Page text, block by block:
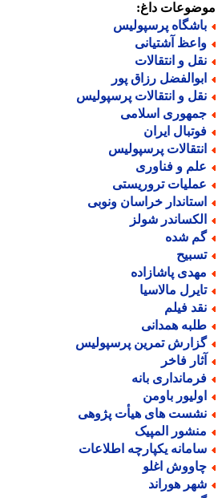
داغ:
پرسپولیس
آشتیانی
و انتقالات
رزاق پور
و انتقالات پرسپولیس
اسلامی
ایران
پرسپولیس
و فناوری
تروریستی
خراسان ونوبی
شولز
شده
پاشازاده
مالاسیا
فیلم
همدانی
تمرین پرسپولیس
فاخر
بانه
باومن
های هیأت پژوهی
المپیک
یکپارچه اطلاعات
اغلو
هوراند